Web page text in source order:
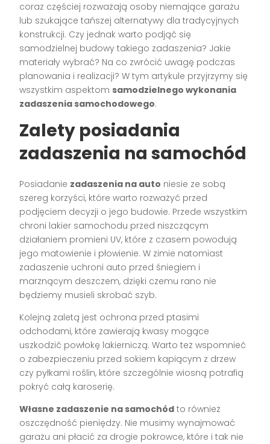
coraz częściej rozważają osoby niemające garażu
lub szukające tańszej alternatywy dla tradycyjnych
konstrukcji. Czy jednak warto podjąć się
samodzielnej budowy takiego zadaszenia? Jakie
materiały wybrać? Na co zwrócić uwagę podczas
planowania i realizacji? W tym artykule przyjrzymy się
wszystkim aspektom samodzielnego wykonania
zadaszenia samochodowego.
Zalety posiadania
zadaszenia na samochód
Posiadanie zadaszenia na auto niesie ze sobą
szereg korzyści, które warto rozważyć przed
podjęciem decyzji o jego budowie. Przede wszystkim
chroni lakier samochodu przed niszczącym
działaniem promieni UV, które z czasem powodują
jego matowienie i płowienie. W zimie natomiast
zadaszenie uchroni auto przed śniegiem i
marznącym deszczem, dzięki czemu rano nie
będziemy musieli skrobać szyb.
Kolejną zaletą jest ochrona przed ptasimi
odchodami, które zawierają kwasy mogące
uszkodzić powłokę lakierniczą. Warto też wspomnieć
o zabezpieczeniu przed sokiem kapiącym z drzew
czy pyłkami roślin, które szczególnie wiosną potrafią
pokryć całą karoserię.
Własne zadaszenie na samochód to również
oszczędność pieniędzy. Nie musimy wynajmować
garażu ani płacić za drogie pokrowce, które i tak nie